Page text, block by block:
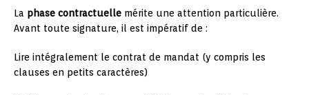
La phase contractuelle mérite une attention particulière.
Avant toute signature, il est impératif de :
Lire intégralement le contrat de mandat (y compris les
clauses en petits caractères)